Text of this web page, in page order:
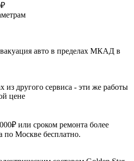
авто в пределах МКАД в
из другого сервиса - эти же работы
цене
или сроком ремонта более
по Москве бесплатно.